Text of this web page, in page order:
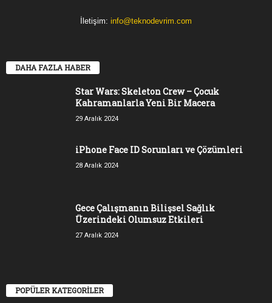
İletişim: info@teknodevrim.com
DAHA FAZLA HABER
Star Wars: Skeleton Crew – Çocuk
Kahramanlarla Yeni Bir Macera
29 Aralık 2024
iPhone Face ID Sorunları ve Çözümleri
28 Aralık 2024
Gece Çalışmanın Bilişsel Sağlık
Üzerindeki Olumsuz Etkileri
27 Aralık 2024
POPÜLER KATEGORİLER